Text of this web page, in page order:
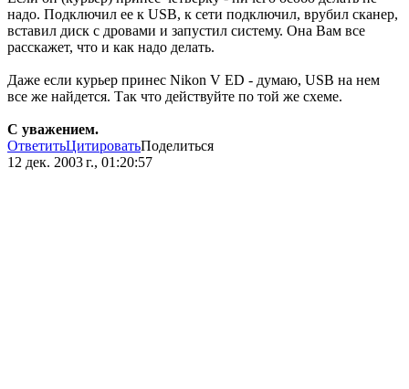
надо. Подключил ее к USB, к сети подключил, врубил сканер,
вставил диск с дровами и запустил систему. Она Вам все
расскажет, что и как надо делать.
Даже если курьер принес Nikon V ED - думаю, USB на нем
все же найдется. Так что действуйте по той же схеме.
С уважением.
ОтветитьЦитироватьПоделиться
12 дек. 2003 г., 01:20:57